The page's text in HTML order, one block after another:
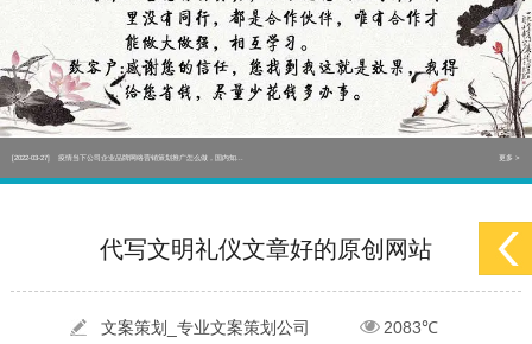
[2022-05-29] 实体门店如何做网络推广吸引客户，实体店网络营销技巧... 更多 >
[2022-05-04] 污水处理设备厂家产品如何做网络推广（污水处理项目网... 更多 >
[2022-03-27] 疫情当下公司企业品牌网络营销策划推广怎么做，国内知... 更多 >
实体门店如何做网络推广吸引客户，实体店网络营销技巧... 更多 >
疫情当下公司企业品牌网络营销策划推广怎么做，国内知...
代写文明礼仪文章好的原创网站
文案策划_专业文案策划公司 2083℃